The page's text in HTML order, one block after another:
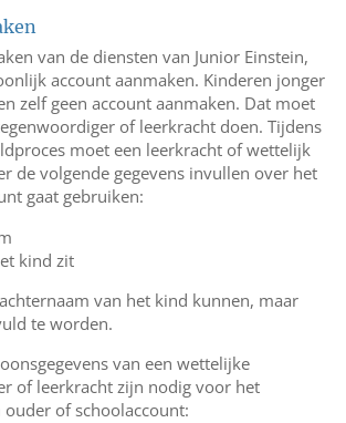
van de diensten van Junior Einstein,
account aanmaken. Kinderen jonger
zelf geen account aanmaken. Dat moet
of leerkracht doen. Tijdens
moet een leerkracht of wettelijk
de volgende gegevens invullen over het
gaat gebruiken:
kind zit
van het kind kunnen, maar
te worden.
van een wettelijke
of leerkracht zijn nodig voor het
of schoolaccount: